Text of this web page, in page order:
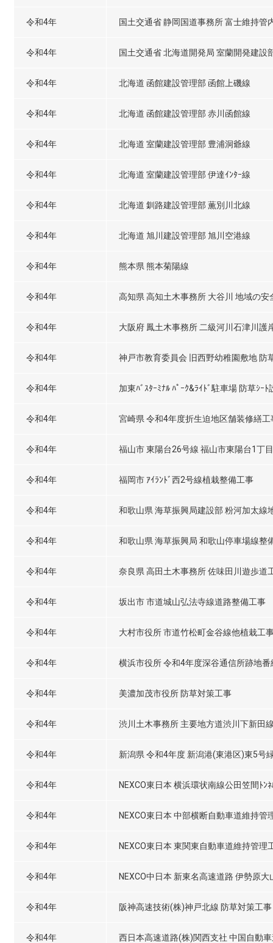
令和4年 国土交通省 静岡国道事務所 富士維持管
令和4年 国土交通省 北海道開発局 室蘭開発建設
令和4年 北海道 函館建設管理部 函館上磯線
令和4年 北海道 函館建設管理部 赤川函館線
令和4年 北海道 室蘭建設管理部 豊浦洞爺線
令和4年 北海道 室蘭建設管理部 伊達ｲﾝﾀｰ線
令和4年 北海道 釧路建設管理部 薫別川北線
令和4年 北海道 旭川建設管理部 旭川空港線
令和4年 熊本県 熊本菊陽線
令和4年 高知県 高知土木事務所 大谷川 地域の
令和4年 大阪府 鳳土木事務所 二級河川石津川護
令和4年 神戸市教育委員会 旧西野幼稚園敷地 防
令和4年 加東ﾊﾞｽﾀｰﾐﾅﾙ ﾊﾟｰｸ&ﾗｲﾄﾞ駐車場 防草ｼｰ
令和4年 宮崎県 令和4年度折生迫地区舗装修繕工
令和4年 福山市 東陽台26号線 福山市東陽台1丁
令和4年 福岡市 ｱｲﾗﾝﾄﾞ西2号線植栽整備工事
令和4年 和歌山県 海草振興局建設部 粉河加太線
令和4年 和歌山県 海草振興局 和歌山停車場線整
令和4年 奈良県 高田土木事務所 佐味田川遊歩道
令和4年 坂出市 市道城山弘法寺線道路整備工事
令和4年 大村市役所 市道竹松町金谷線他植栽工
令和4年 横浜市役所 令和4年度深谷通信所跡地
令和4年 美濃加茂市役所 防草対策工事
令和4年 渋川土木事務所 主要地方道渋川下新田
令和4年 新潟県 令和4年度 新潟港(東港区)東5号
令和4年 NEXCO東日本 横浜環状南線公田笠間ﾄﾝ
令和4年 NEXCO東日本 中部横断自動車道維持管
令和4年 NEXCO東日本 東関東自動車道維持管理
令和4年 NEXCO中日本 新東名高速道路 伊勢原大
令和4年 阪神高速技術(株)神戸北線 防草対策工事
令和4年 西日本高速道路(株)関西支社 中国自動